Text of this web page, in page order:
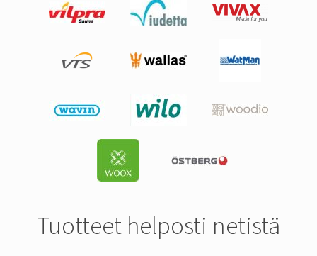
Tuotteet helposti netistä